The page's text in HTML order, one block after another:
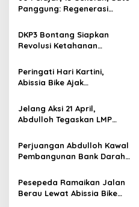
i
o
Panggung: Regenerasi
Jalannya
DKP3 Bontang Siapkan
Revolusi Ketahanan
Smartani Jadi Senjata
Peringati Hari Kartini,
Abissia Bike Ajak
Sambil Berkebaya
Jelang Aksi 21 April,
Abdulloh Tegaskan LMP
Kondusifitas Bersama TNI-
Polri
Perjuangan Abdulloh Kawal
Pembangunan Bank Darah
Kesehatan Warga Utama
Pesepeda Ramaikan Jalan
Berau Lewat Abissia Bike